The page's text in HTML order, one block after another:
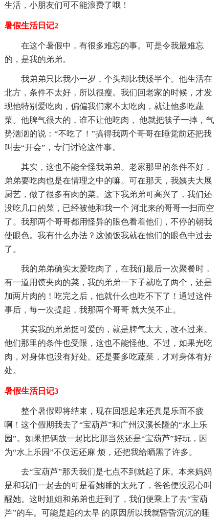
生活，小朋友们可不能浪费了哦！
暑假生活日记2
在这个暑假中，有很多难忘的事。可是令我最难忘
的，是我的弟弟。
我弟弟只比我小一岁，个头却比我矮半个。他生活在
北方，条件不太好，所以很瘦。我们回老家的时候，才发
现他特别爱吃肉，偏偏我们家不太吃肉，就让他多吃蔬
菜。他脾气很大的，谁不让他吃肉， 他就把筷子一摔，气
势汹汹的说：“不吃了！”搞得我两个哥哥在睡觉前还把我
叫去“开会”，专门讨论这件事。
其实，这也不能全怪我弟弟。老家那里的条件不好，
弟弟要吃肉也是在情理之中的嘛。可在那天，我姨夫大展
厨艺，做了很多有肉的菜。这下我弟弟可高兴了，我们还
没吃几口的菜，已经被他和我一个 河北来的哥哥一扫而空
了。我那两个哥哥都用怪异的眼色看着他们，不停的朝我
使眼色。我有什么办法？这顿饭我就在他们的眼色中过去
了。
我的弟弟确实太爱吃肉了，在我们最后一次聚餐时，
有一道用馍夹肉的菜，我的弟弟一下子就吃了两个，还是
加两片肉的！吃完之后，他就什么也吃不下了！通过这件
事后，每一次提起，我那两个哥哥 就大笑不止。
其实我的弟弟挺可爱的，就是脾气太大，改不过来。
他们那里的条件也受限，这也不能怪他。不过，如果光吃
肉，对身体也没有好处。还是要多吃蔬菜，才对身体有好
处。
暑假生活日记3
整个暑假即将结束，现在回想起来还真是乐而不疲
啊！这个假期我去了“宝葫芦”和广州汉溪长隆的“水上乐
园”。如果把俩放一起比比那当然还是“宝葫芦”好玩，因
为“水上乐园”不仅远还麻 烦，还把我给晒黑了许多。
去“宝葫芦”那天我们是七点不到就起了床。本来妈妈
是和我们一起去的可是看她睡的太死了，爸爸便没忍心叫
醒她。这时姐姐和弟弟也赶到了，我们便乘上了去“宝葫
芦”的车。可能是起的太早 的原因所以我就昏昏沉沉的睡